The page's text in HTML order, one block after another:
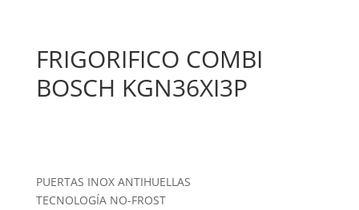
FRIGORIFICO COMBI
BOSCH KGN36XI3P
PUERTAS INOX ANTIHUELLAS
TECNOLOGÍA NO-FROST